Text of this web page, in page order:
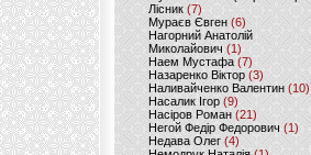
Лісник (7)
Мураєв Євген(6)
Нагорний Анатолій
Миколайович (1)
Наем Мустафа (7)
Назаренко Віктор (3)
Наливайченко Валентин (10)
Насалик Ігор(9)
Насіров Роман (21)
Негой Федір Федорович(1)
Недава Олег(4)